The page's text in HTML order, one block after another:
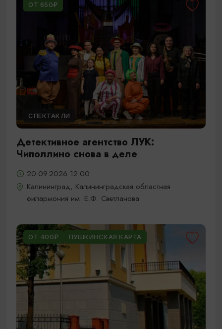
ОТ 650₽
СПЕКТАКЛИ
Детективное агентство ЛУК:
Чиполлино снова в деле
20.09.2026 12:00
Калининград, Калининградская областная
филармония им. Е.Ф. Светланова
ОТ 400₽ ПУШКИНСКАЯ КАРТА